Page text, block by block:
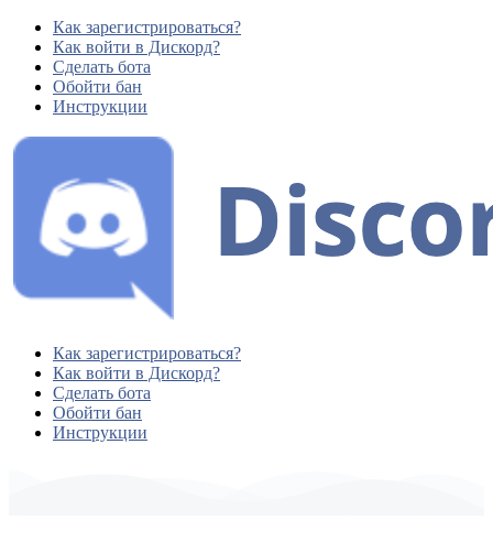
Как зарегистрироваться?
Как войти в Дискорд?
Сделать бота
Обойти бан
Инструкции
Как зарегистрироваться?
Как войти в Дискорд?
Сделать бота
Обойти бан
Инструкции